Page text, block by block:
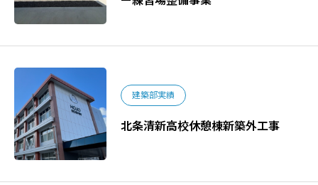
建築部実績
北条清新高校休憩棟新築外工事